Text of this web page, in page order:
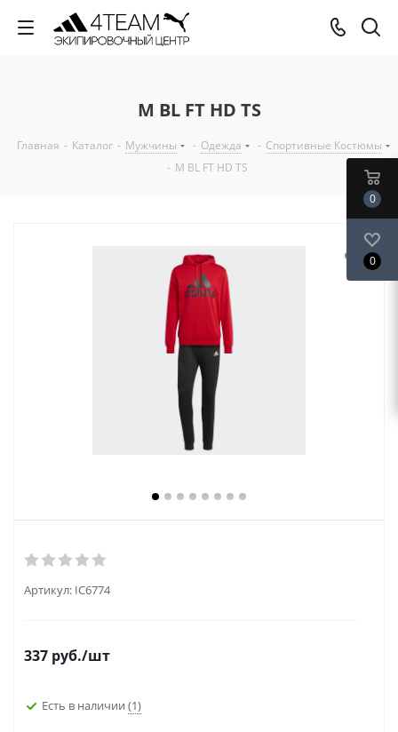
M BL FT HD TS
Главная - Каталог - Мужчины - Одежда - Спортивные Костюмы
- M BL FT HD TS
Артикул: IC6774
337 руб./шт
Есть в наличии (1)
0
0